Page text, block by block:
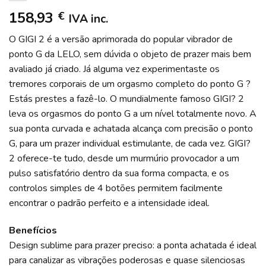
158,93 € IVA inc.
O GIGI 2 é a versão aprimorada do popular vibrador de
ponto G da LELO, sem dúvida o objeto de prazer mais bem
avaliado já criado. Já alguma vez experimentaste os
tremores corporais de um orgasmo completo do ponto G ?
Estás prestes a fazê-lo. O mundialmente famoso GIGI? 2
leva os orgasmos do ponto G a um nível totalmente novo. A
sua ponta curvada e achatada alcança com precisão o ponto
G, para um prazer individual estimulante, de cada vez. GIGI?
2 oferece-te tudo, desde um murmúrio provocador a um
pulso satisfatório dentro da sua forma compacta, e os
controlos simples de 4 botões permitem facilmente
encontrar o padrão perfeito e a intensidade ideal.
Benefícios
Design sublime para prazer preciso: a ponta achatada é ideal
para canalizar as vibrações poderosas e quase silenciosas